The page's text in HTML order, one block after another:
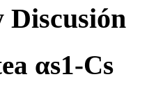
Discusión
αs1-Cs